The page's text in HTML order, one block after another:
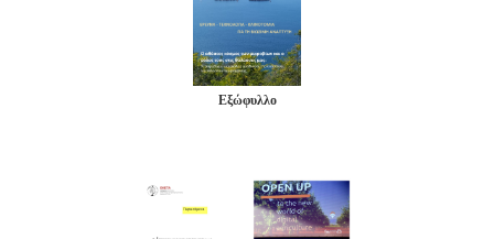
Εξώφυλλο